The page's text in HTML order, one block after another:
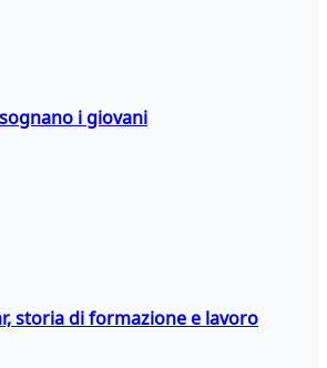
i giovani
storia di formazione e lavoro